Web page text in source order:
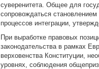
суверенитета. Общее для
сопровождаться становлением
процессов интеграции,
При выработке правовых
законодательства в рамках
верховенства Конституции,
уровнях, соблюдения